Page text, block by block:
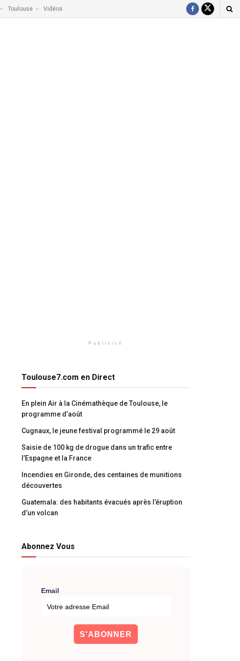
Toulouse Vidéos
Publicité
Toulouse7.com en Direct
En plein Air à la Cinémathèque de Toulouse, le
programme d’août
Cugnaux, le jeune festival programmé le 29 août
Saisie de 100 kg de drogue dans un trafic entre
l’Espagne et la France
Incendies en Gironde, des centaines de munitions
découvertes
Guatemala: des habitants évacués après l’éruption
d’un volcan
Abonnez Vous
Email